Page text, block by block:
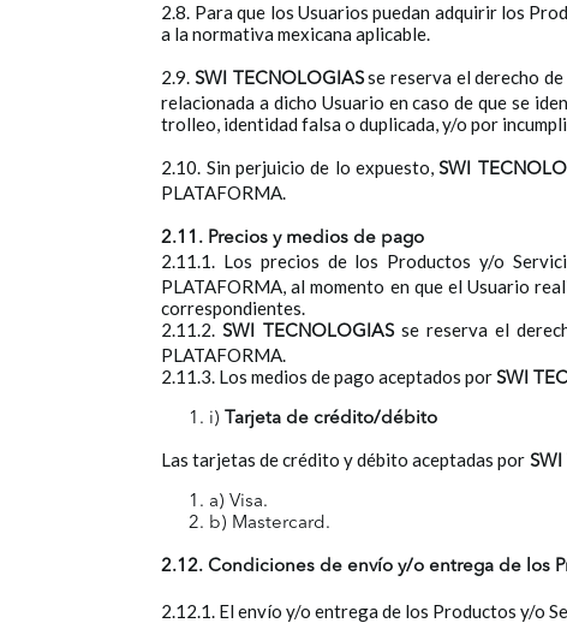
2.8. Para que los Usuarios puedan adquirir los
a la normativa mexicana aplicable.
2.9.SWI TECNOLOGIASse reserva el derecho
relacionada a dicho Usuario en caso de que se
trolleo, identidad falsa o duplicada, y/o por
2.10. Sin perjuicio de lo expuesto,SWI
PLATAFORMA.
2.11. Precios y medios de pago
2.11.1. Los precios de los Productos y/o
PLATAFORMA, al momento en que el Usuario
correspondientes.
2.11.2.SWI TECNOLOGIASse reserva el
PLATAFORMA.
2.11.3. Los medios de pago aceptados porSWI
i) Tarjeta de crédito/débito
Las tarjetas de crédito y débito aceptadas por
a) Visa.
b) Mastercard.
2.12. Condiciones de envío y/o entrega de los
2.12.1. El envío y/o entrega de los Productos y/o